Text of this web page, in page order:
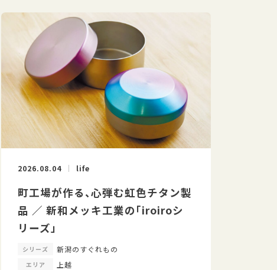
2026.08.04 life
町工場が作る、心弾む虹色チタン製
品 ／ 新和メッキ工業の「iroiroシ
リーズ」
シリーズ 新潟のすぐれもの
エリア 上越